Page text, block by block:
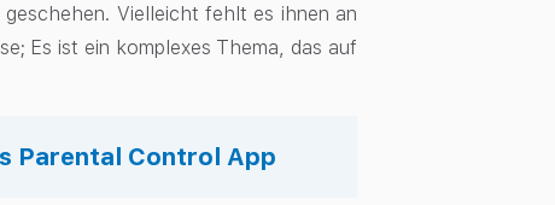
Vielleicht fehlt es ihnen an
Es ist ein komplexes Thema, das auf
Parental Control App